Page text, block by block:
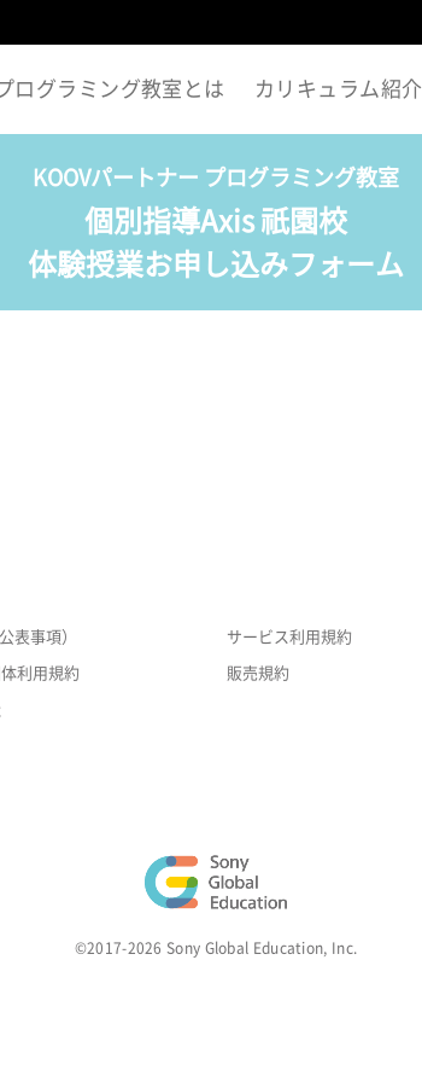
ログラミング教室とは カリキュラム紹介
KOOVパートナー プログラミング教室
個別指導Axis 祇園校
体験授業お申し込みフォーム
表事項） サービス利用規約
利用規約 販売規約
©2017-2026 Sony Global Education, Inc.